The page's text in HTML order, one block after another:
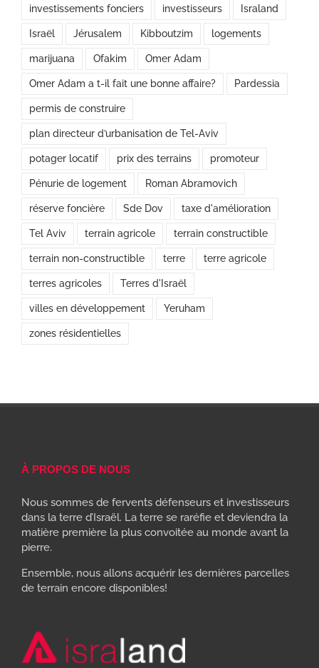
investissements fonciers investisseurs Israland
Israël Jérusalem Kibboutzim logements
marijuana Ofakim Omer Adam
Omer Adam a t-il fait une bonne affaire? Pardessia
permis de construire
plan directeur d’urbanisation de Tel-Aviv
potager locatif prix des terrains promoteur
Pénurie de logement Roman Abramovich
réserve foncière Sde Dov taxe d'amélioration
Tel Aviv terrain agricole terrain constructible
terrain non-constructible terre terre agricole
terres agricoles Terres d'Israël
villes en développement Yeruham
zones résidentielles
À PROPOS DE NOUS
Nous sommes de fervents défenseurs et investisseurs
dans la terre d’Israël. La terre se raréfie et deviendra la
matière première la plus convoitée au monde avant la
pierre.
Ensemble, nous allons acquérir les dernières parcelles
de terrain encore disponibles!